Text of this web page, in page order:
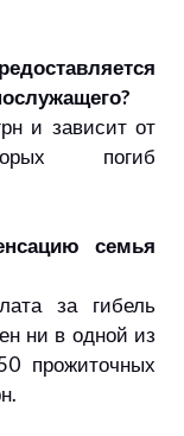
и зависит от
погиб
семья
за гибель
ни в одной из
прожиточных